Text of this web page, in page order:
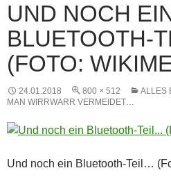
UND NOCH
BLUETOOTH-
(FOTO:
24.01.2018 800 × 512
ALLES
MAN WIRRWARR VERMEIDET…
Und noch ein Bluetooth-Teil…